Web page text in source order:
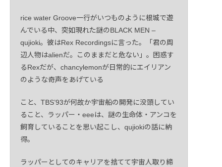
rice water Groove一行がいつものように根城で遊
んでいる中、突如現れた謎のBLACK MEN –
qujioki。彼はRex Recordingsに言った。「君の周
辺人物はalienだ。このままだと危ない」。困惑す
るRexだが、chancylemonが日常的にエイリアン
のような奇声をあげている
こと、TBS’93が何故か宇宙船の開発に没頭してい
ること、ラッパー・eeeは、謎の生命体・アンコを
飼育していることを思い起こし、qujiokiの話に納
得。
ラッパーとしてのキャリアを捨てて宇宙人取り締